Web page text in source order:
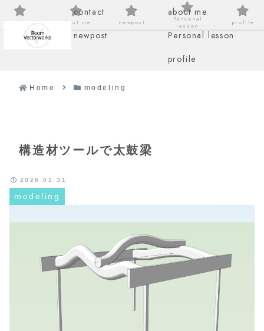
contact
about me
newpost
Personal lesson
profile
Home modeling
構造材ツールで太鼓梁
modeling
2026.01.31
contact about me newpost
Personal
lesson
profile